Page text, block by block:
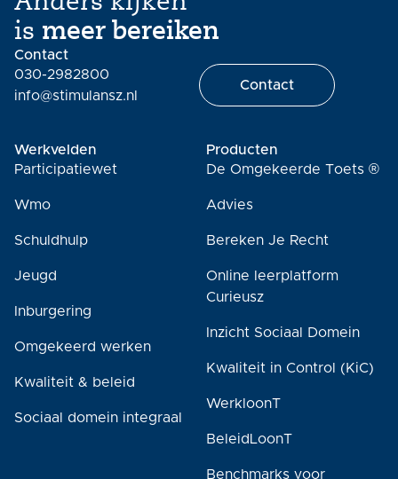
is meer bereiken
Contact
030-2982800
info@stimulansz.nl
Contact
Werkvelden
Participatiewet
Wmo
Schuldhulp
Jeugd
Inburgering
Omgekeerd werken
Kwaliteit & beleid
Sociaal domein integraal
Producten
De Omgekeerde Toets ®
Advies
Bereken Je Recht
Online leerplatform
Curieusz
Inzicht Sociaal Domein
Kwaliteit in Control (KiC)
WerkloonT
BeleidLoonT
Benchmarks voor